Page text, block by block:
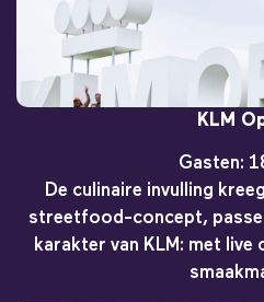
KLM
Gasten:
De culinaire invulling
streetfood-concept,
karakter van KLM: met live